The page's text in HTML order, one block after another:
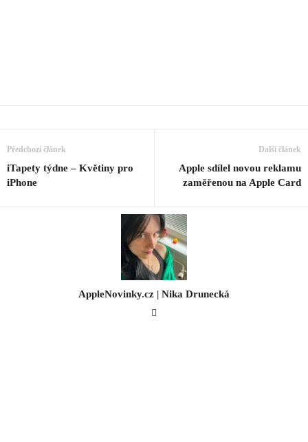
Předchozí článek
iTapety týdne – Květiny pro
iPhone
Další článek
Apple sdílel novou reklamu
zaměřenou na Apple Card
AppleNovinky.cz | Nika Drunecká